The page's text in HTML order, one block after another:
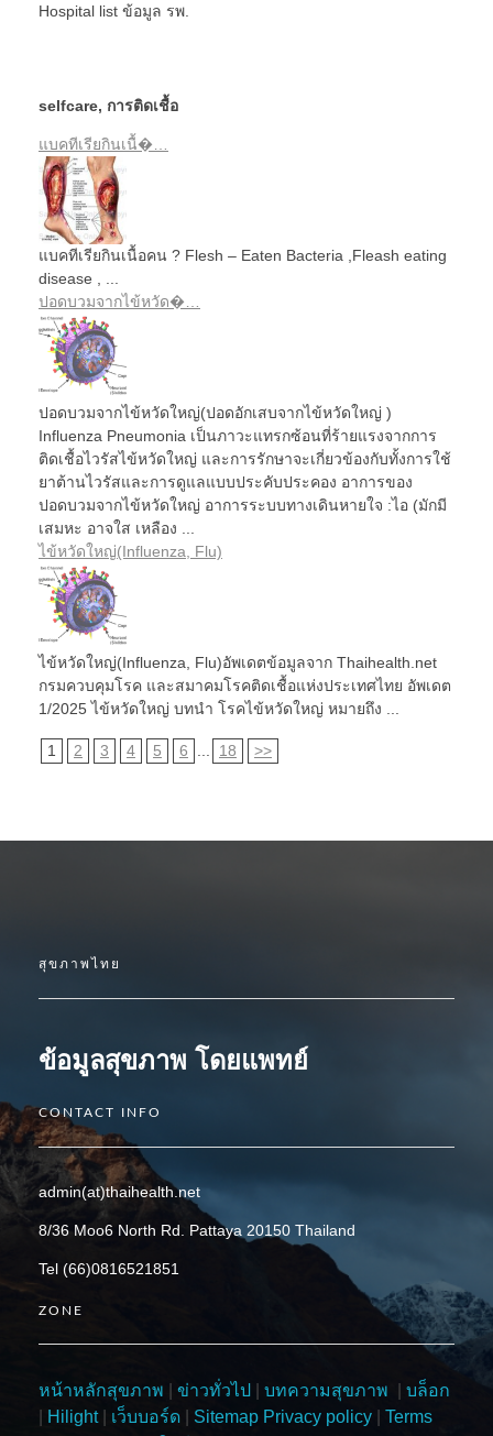
Hospital list ข้อมูล รพ.
selfcare, การติดเชื้อ
แบคทีเรียกินเนื้�…
แบคทีเรียกินเนื้อคน ? Flesh – Eaten Bacteria ,Fleash eating
disease , ...
ปอดบวมจากไข้หวัด�…
ปอดบวมจากไข้หวัดใหญ่(ปอดอักเสบจากไข้หวัดใหญ่ )
Influenza Pneumonia เป็นภาวะแทรกซ้อนที่ร้ายแรงจากการ
ติดเชื้อไวรัสไข้หวัดใหญ่ และการรักษาจะเกี่ยวข้องกับทั้งการใช้
ยาต้านไวรัสและการดูแลแบบประคับประคอง อาการของ
ปอดบวมจากไข้หวัดใหญ่ อาการระบบทางเดินหายใจ :ไอ (มักมี
เสมหะ อาจใส เหลือง ...
ไข้หวัดใหญ่(Influenza, Flu)
ไข้หวัดใหญ่(Influenza, Flu)อัพเดตข้อมูลจาก Thaihealth.net
กรมควบคุมโรค และสมาคมโรคติดเชื้อแห่งประเทศไทย อัพเดต
1/2025 ไข้หวัดใหญ่ บทนำ โรคไข้หวัดใหญ่ หมายถึง ...
1 2 3 4 5 6 18 >>
สุขภาพไทย
ข้อมูลสุขภาพ โดยแพทย์
CONTACT INFO
admin(at)thaihealth.net
8/36 Moo6 North Rd. Pattaya 20150 Thailand
Tel (66)0816521851
ZONE
หน้าหลักสุขภาพ ข่าวทั่วไป บทความสุขภาพ
บล็อก
Hilight| เว็บบอร์ด Sitemap Privacy policy
Terms